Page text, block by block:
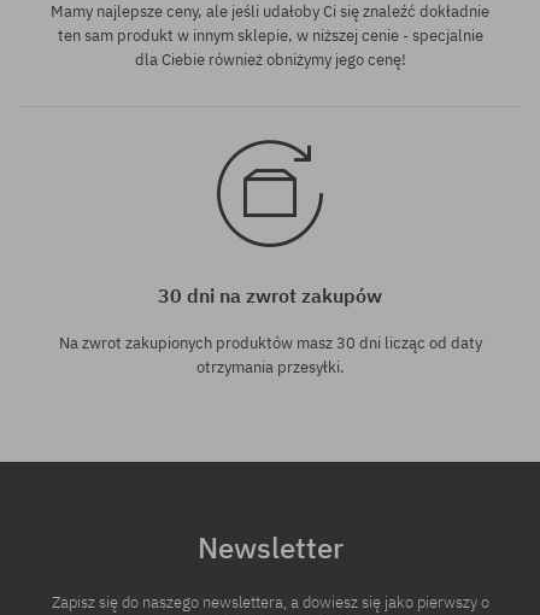
Mamy najlepsze ceny, ale jeśli udałoby Ci się znaleźć dokładnie
ten sam produkt w innym sklepie, w niższej cenie - specjalnie
dla Ciebie również obniżymy jego cenę!
30 dni na zwrot zakupów
Na zwrot zakupionych produktów masz 30 dni licząc od daty
otrzymania przesyłki.
Newsletter
Zapisz się do naszego newslettera, a dowiesz się jako pierwszy o